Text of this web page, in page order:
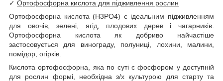
✓ Ортофосфорна кислота для підживлення рослин
Ортофосфорна кислота (H3PO4) є ідеальним підживленням
для овочів, зелені, ягід, плодових дерев і чагарників.
Ортофосфорна кислота як добриво найчастіше
застосовується для винограду, полуниці, лохини, малини,
помідор, огірків.
Кислота ортофосфорна, яка по суті є фосфором у доступній
для рослин формі, необхідна з/х культурою для старту та